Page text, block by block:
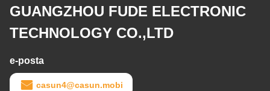
GUANGZHOU FUDE ELECTRONIC
TECHNOLOGY CO.,LTD
e-posta
casun4@casun.mobi